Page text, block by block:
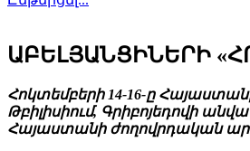
ԱԲԵԼՅԱՆՑԻՆԵՐԻ
Հոկտեմբերի 14-16-ը
Թբիլիսիում, Գրիբոյեդովի
Հայաստանի ժողովրդական